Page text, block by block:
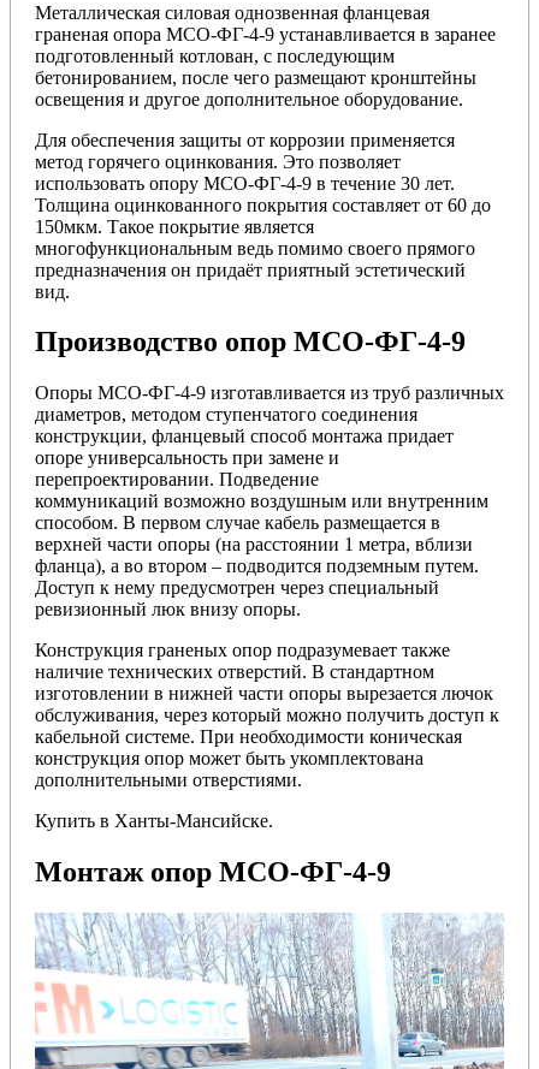
Металлическая силовая однозвенная фланцевая
граненая опора МСО-ФГ-4-9 устанавливается в заранее
подготовленный котлован, с последующим
бетонированием, после чего размещают кронштейны
освещения и другое дополнительное оборудование.
Для обеспечения защиты от коррозии применяется
метод горячего оцинкования. Это позволяет
использовать опору МСО-ФГ-4-9 в течение 30 лет.
Толщина оцинкованного покрытия составляет от 60 до
150мкм. Такое покрытие является
многофункциональным ведь помимо своего прямого
предназначения он придаёт приятный эстетический
вид.
Производство опор МСО-ФГ-4-9
Опоры МСО-ФГ-4-9 изготавливается из труб различных
диаметров, методом ступенчатого соединения
конструкции, фланцевый способ монтажа придает
опоре универсальность при замене и
перепроектировании. Подведение
коммуникаций возможно воздушным или внутренним
способом. В первом случае кабель размещается в
верхней части опоры (на расстоянии 1 метра, вблизи
фланца), а во втором – подводится подземным путем.
Доступ к нему предусмотрен через специальный
ревизионный люк внизу опоры.
Конструкция граненых опор подразумевает также
наличие технических отверстий. В стандартном
изготовлении в нижней части опоры вырезается лючок
обслуживания, через который можно получить доступ к
кабельной системе. При необходимости коническая
конструкция опор может быть укомплектована
дополнительными отверстиями.
Купить в Ханты-Мансийске.
Монтаж опор МСО-ФГ-4-9